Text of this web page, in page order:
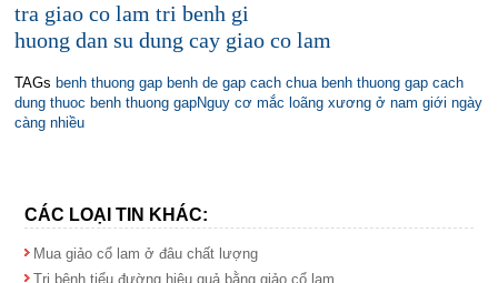
tra giao co lam tri benh gi
huong dan su dung cay giao co lam
TAGs benh thuong gap benh de gap cach chua benh thuong gap cach
dung thuoc benh thuong gapNguy cơ mắc loãng xương ở nam giới ngày
càng nhiều
CÁC LOẠI TIN KHÁC:
Mua giảo cổ lam ở đâu chất lượng
Trị bệnh tiểu đường hiệu quả bằng giảo cổ lam